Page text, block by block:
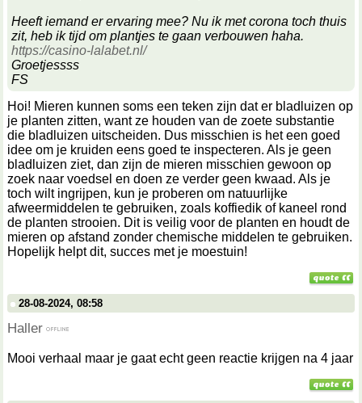
Heeft iemand er ervaring mee? Nu ik met corona toch thuis
zit, heb ik tijd om plantjes te gaan verbouwen haha.
https://casino-lalabet.nl/
Groetjessss
FS
Hoi! Mieren kunnen soms een teken zijn dat er bladluizen op
je planten zitten, want ze houden van de zoete substantie
die bladluizen uitscheiden. Dus misschien is het een goed
idee om je kruiden eens goed te inspecteren. Als je geen
bladluizen ziet, dan zijn de mieren misschien gewoon op
zoek naar voedsel en doen ze verder geen kwaad. Als je
toch wilt ingrijpen, kun je proberen om natuurlijke
afweermiddelen te gebruiken, zoals koffiedik of kaneel rond
de planten strooien. Dit is veilig voor de planten en houdt de
mieren op afstand zonder chemische middelen te gebruiken.
Hopelijk helpt dit, succes met je moestuin!
28-08-2024, 08:58
Haller
Mooi verhaal maar je gaat echt geen reactie krijgen na 4 jaar